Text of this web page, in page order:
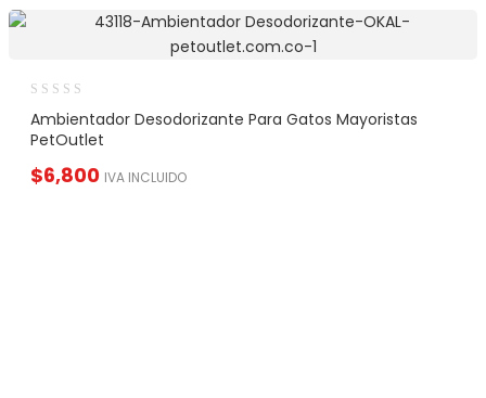
Ambientador Desodorizante Para Gatos Mayoristas
PetOutlet
$6,800 IVA INCLUIDO